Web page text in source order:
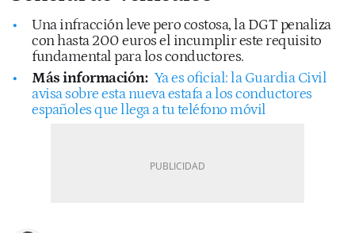
Una infracción leve pero costosa, la DGT penaliza
con hasta 200 euros el incumplir este requisito
fundamental para los conductores.
Más información: Ya es oficial: la Guardia Civil
avisa sobre esta nueva estafa a los conductores
españoles que llega a tu teléfono móvil